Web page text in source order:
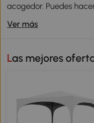
acogedor. Puedes
Compra muebles de
aire libre ¡Con los
fiestas serán inolvidables!
Ver más
Las mejores